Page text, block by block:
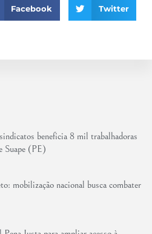
beneficia 8 mil trabalhadoras
Suape (PE)
mobilização nacional busca combater
Facebook Twitter